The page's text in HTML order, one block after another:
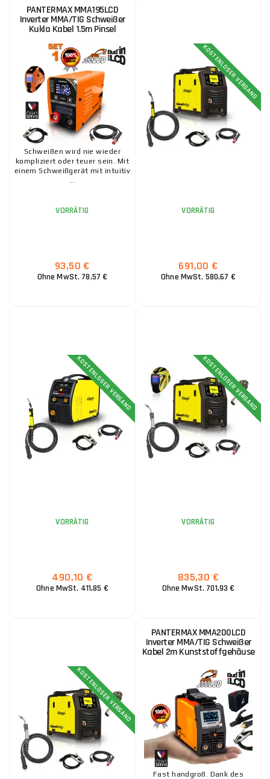
Schweißkabel, als auch Schutzausrüstung, Hauben und mehr.
Sie müssen nur wählen. Zögern Sie nicht, uns für eine
Beratung bei Auswahl, Kauf oder Zahlung zu kontaktieren, wir
helfen Ihnen gerne weiter.
PANTERMAX MMA195LCD
Inverter MMA/TIG Schweißer
Kukla Kabel 1.5m Pinsel
Schweißen wird nie wieder
kompliziert oder teuer sein. Mit
einem Schweißgerät mit intuitiv
...
VORRÄTIG
93,50 €
Ohne MwSt. 78,57 €
KOSTENLOSER VERSAND
VORRÄTIG
691,00 €
Ohne MwSt. 580,67 €
KOSTENLOSER VERSAND
VORRÄTIG
490,10 €
Ohne MwSt. 411,85 €
KOSTENLOSER VERSAND
VORRÄTIG
835,30 €
Ohne MwSt. 701,93 €
KOSTENLOSER VERSAND
PANTERMAX MMA200LCD
Inverter MMA/TIG Schweißer
Kabel 2m Kunststoffgehäuse
Fast handgroß. Dank des